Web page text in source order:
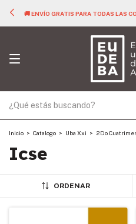
🚚 ENVÍO GRATIS PARA TODAS LAS
Inicio > Catalogo > Uba Xxi > 2Do
Icse
ORDENAR